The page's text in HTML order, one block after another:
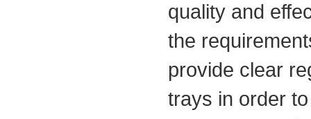
quality and
the
provide clear
trays in order